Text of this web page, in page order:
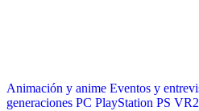
Animación y anime Eventos y
generaciones PC PlayStation PS VR2